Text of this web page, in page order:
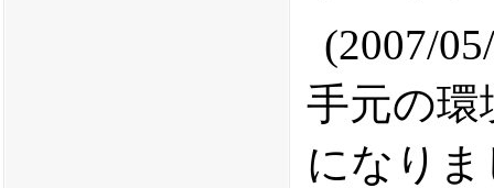
(2007/
手元の環
になり